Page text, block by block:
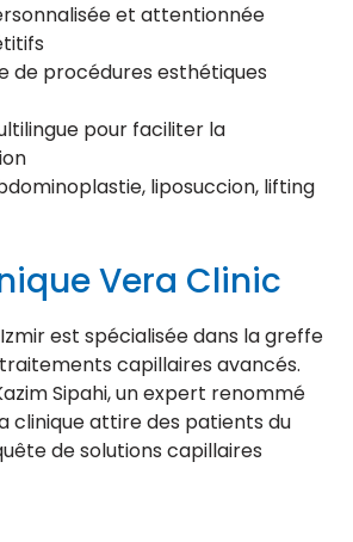
et attentionnée
de procédures esthétiques
pour faciliter la
liposuccion, lifting
Vera Clinic
est spécialisée dans la greffe
capillaires avancés.
Sipahi, un expert renommé
clinique attire des patients du
de solutions capillaires